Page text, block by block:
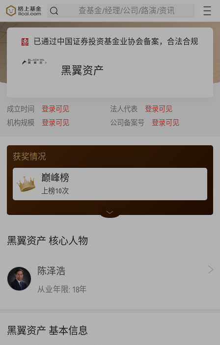
查基金/经理/公司/路演/资讯
已通过中国证券投资基金业协会备案，合法合规
黑翼资产
成立时间 登录可见 法人代表
登录可见
机构规模
登录可见 公司备案号 登录可见
获奖情况
巅峰榜
上榜10次
上榜 None-—————— 量化股票多头策略 ——————
上榜 新兴策略2019年收益排行榜-管理期货策略
荣获 新兴策略2018年前三季度收益排行榜-管理期货策
略 第
荣获 新兴策略2018年上半年收益排行榜-管理期货策略
第9名
黑翼资产 核心人物
陈泽浩
从业年限: 18年
黑翼资产 基本信息